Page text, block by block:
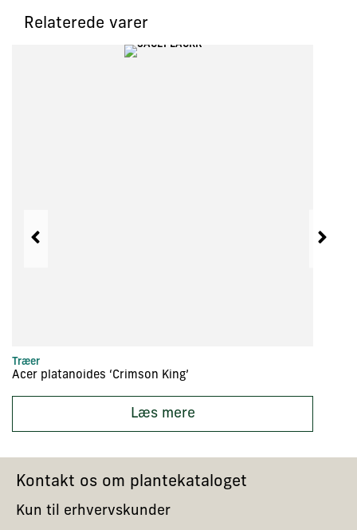
Relaterede varer
Træer
Acer platanoides ‘Crimson King’
Læs mere
Kontakt os om plantekataloget
Kun til erhvervskunder